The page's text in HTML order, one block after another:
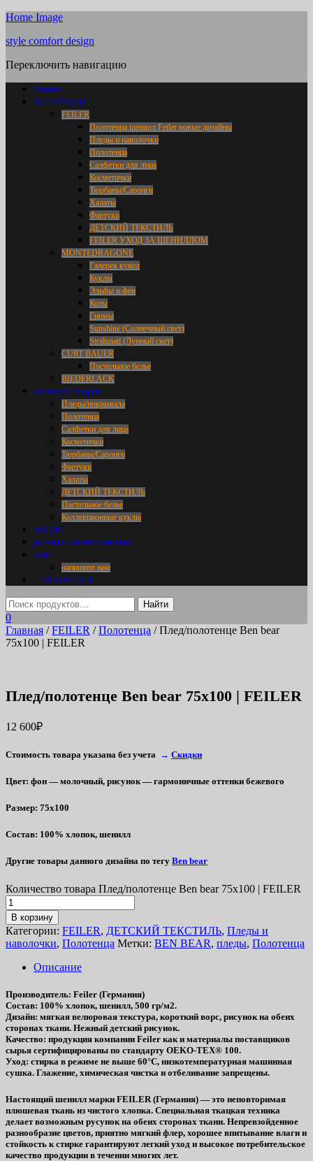
Home Image
style comfort design
Переключить навигацию
Главная
ВСЕ БРЕНДЫ
FEILER
Полотенца шенилл Feiler новые дизайны
Пледы и наволочки
Полотенца
Салфетки для лица
Косметички
Тюрбаны/Саронги
Халаты
Фартуки
ДЕТСКИЙ ТЕКСТИЛЬ
FEILER УХОД ЗА ШЕНИЛЛОМ
MONTEDRAGONE
Галерея кукол
Куклы
Эльфы и феи
Коты
Гномы
Sunshine (Солнечный свет)
Stralunati (Лунный свет)
CURT BAUER
Постельное белье
BIEDERLACK
Категории товаров
Пледы/покрывала
Полотенца
Салфетки для лица
Косметички
Тюрбаны/Саронги
Фартуки
Халаты
ДЕТСКИЙ ТЕКСТИЛЬ
Постельное белье
Коллекционные куклы
АКЦИИ
доставка / оплата / упаковка
о нас
напишите нам
+7 916 695 18 36
0
Главная /FEILER /Полотенца / Плед/полотенце Ben bear
75х100 | FEILER
Плед/полотенце Ben bear 75х100 | FEILER
12 600₽
Стоимость товара указана без учета → Скидки
Цвет: фон — молочный, рисунок — гармоничные оттенки бежевого
Размер: 75х100
Состав: 100% хлопок, шенилл
Другие товары данного дизайна по тегу Ben bear
Количество товара Плед/полотенце Ben bear 75х100 | FEILER
В корзину
Категории: FEILER, ДЕТСКИЙ ТЕКСТИЛЬ, Пледы и
наволочки, Полотенца Метки: BEN BEAR, пледы, Полотенца
Описание
Производитель: Feiler (Германия)
Состав: 100% хлопок, шенилл, 500 гр/м2.
Дизайн: мягкая велюровая текстура, короткий ворс, рисунок на обеих
сторонах ткани. Нежный детский рисунок.
Качество: продукция компании Feiler как и материалы поставщиков
сырья сертифицированы по стандарту OEKO-TEX® 100.
Уход: стирка в режиме не выше 60°C, низкотемпературная машинная
сушка. Глажение, химическая чистка и отбеливание запрещены.
Настоящий шенилл марки FEILER (Германия) — это неповторимая
плюшевая ткань из чистого хлопка. Специальная ткацкая техника
делает возможным русунок на обеих сторонах ткани. Непревзойденное
разнообразие цветов, приятно мягкий флер, хорошее впитывание влаги и
стойкость к стирке гарантируют легкий уход и высокое потребительское
качество продукции в течении многих лет.